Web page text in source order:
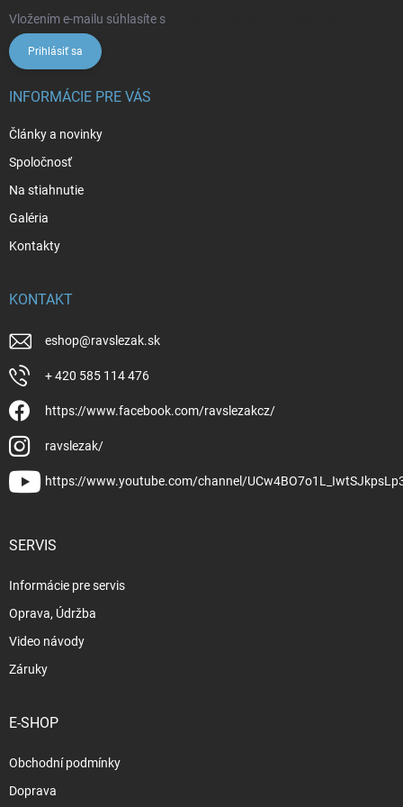
Vložením e-mailu súhlasíte s
Prihlásiť sa
INFORMÁCIE PRE VÁS
Články a novinky
Spoločnosť
Na stiahnutie
Galéria
Kontakty
KONTAKT
eshop@ravslezak.sk
+ 420 585 114 476
https://www.facebook.com/ravslezakcz/
ravslezak/
https://www.youtube.com/channel/
SERVIS
Informácie pre servis
Oprava, Údržba
Video návody
Záruky
E-SHOP
Obchodní podmínky
Doprava